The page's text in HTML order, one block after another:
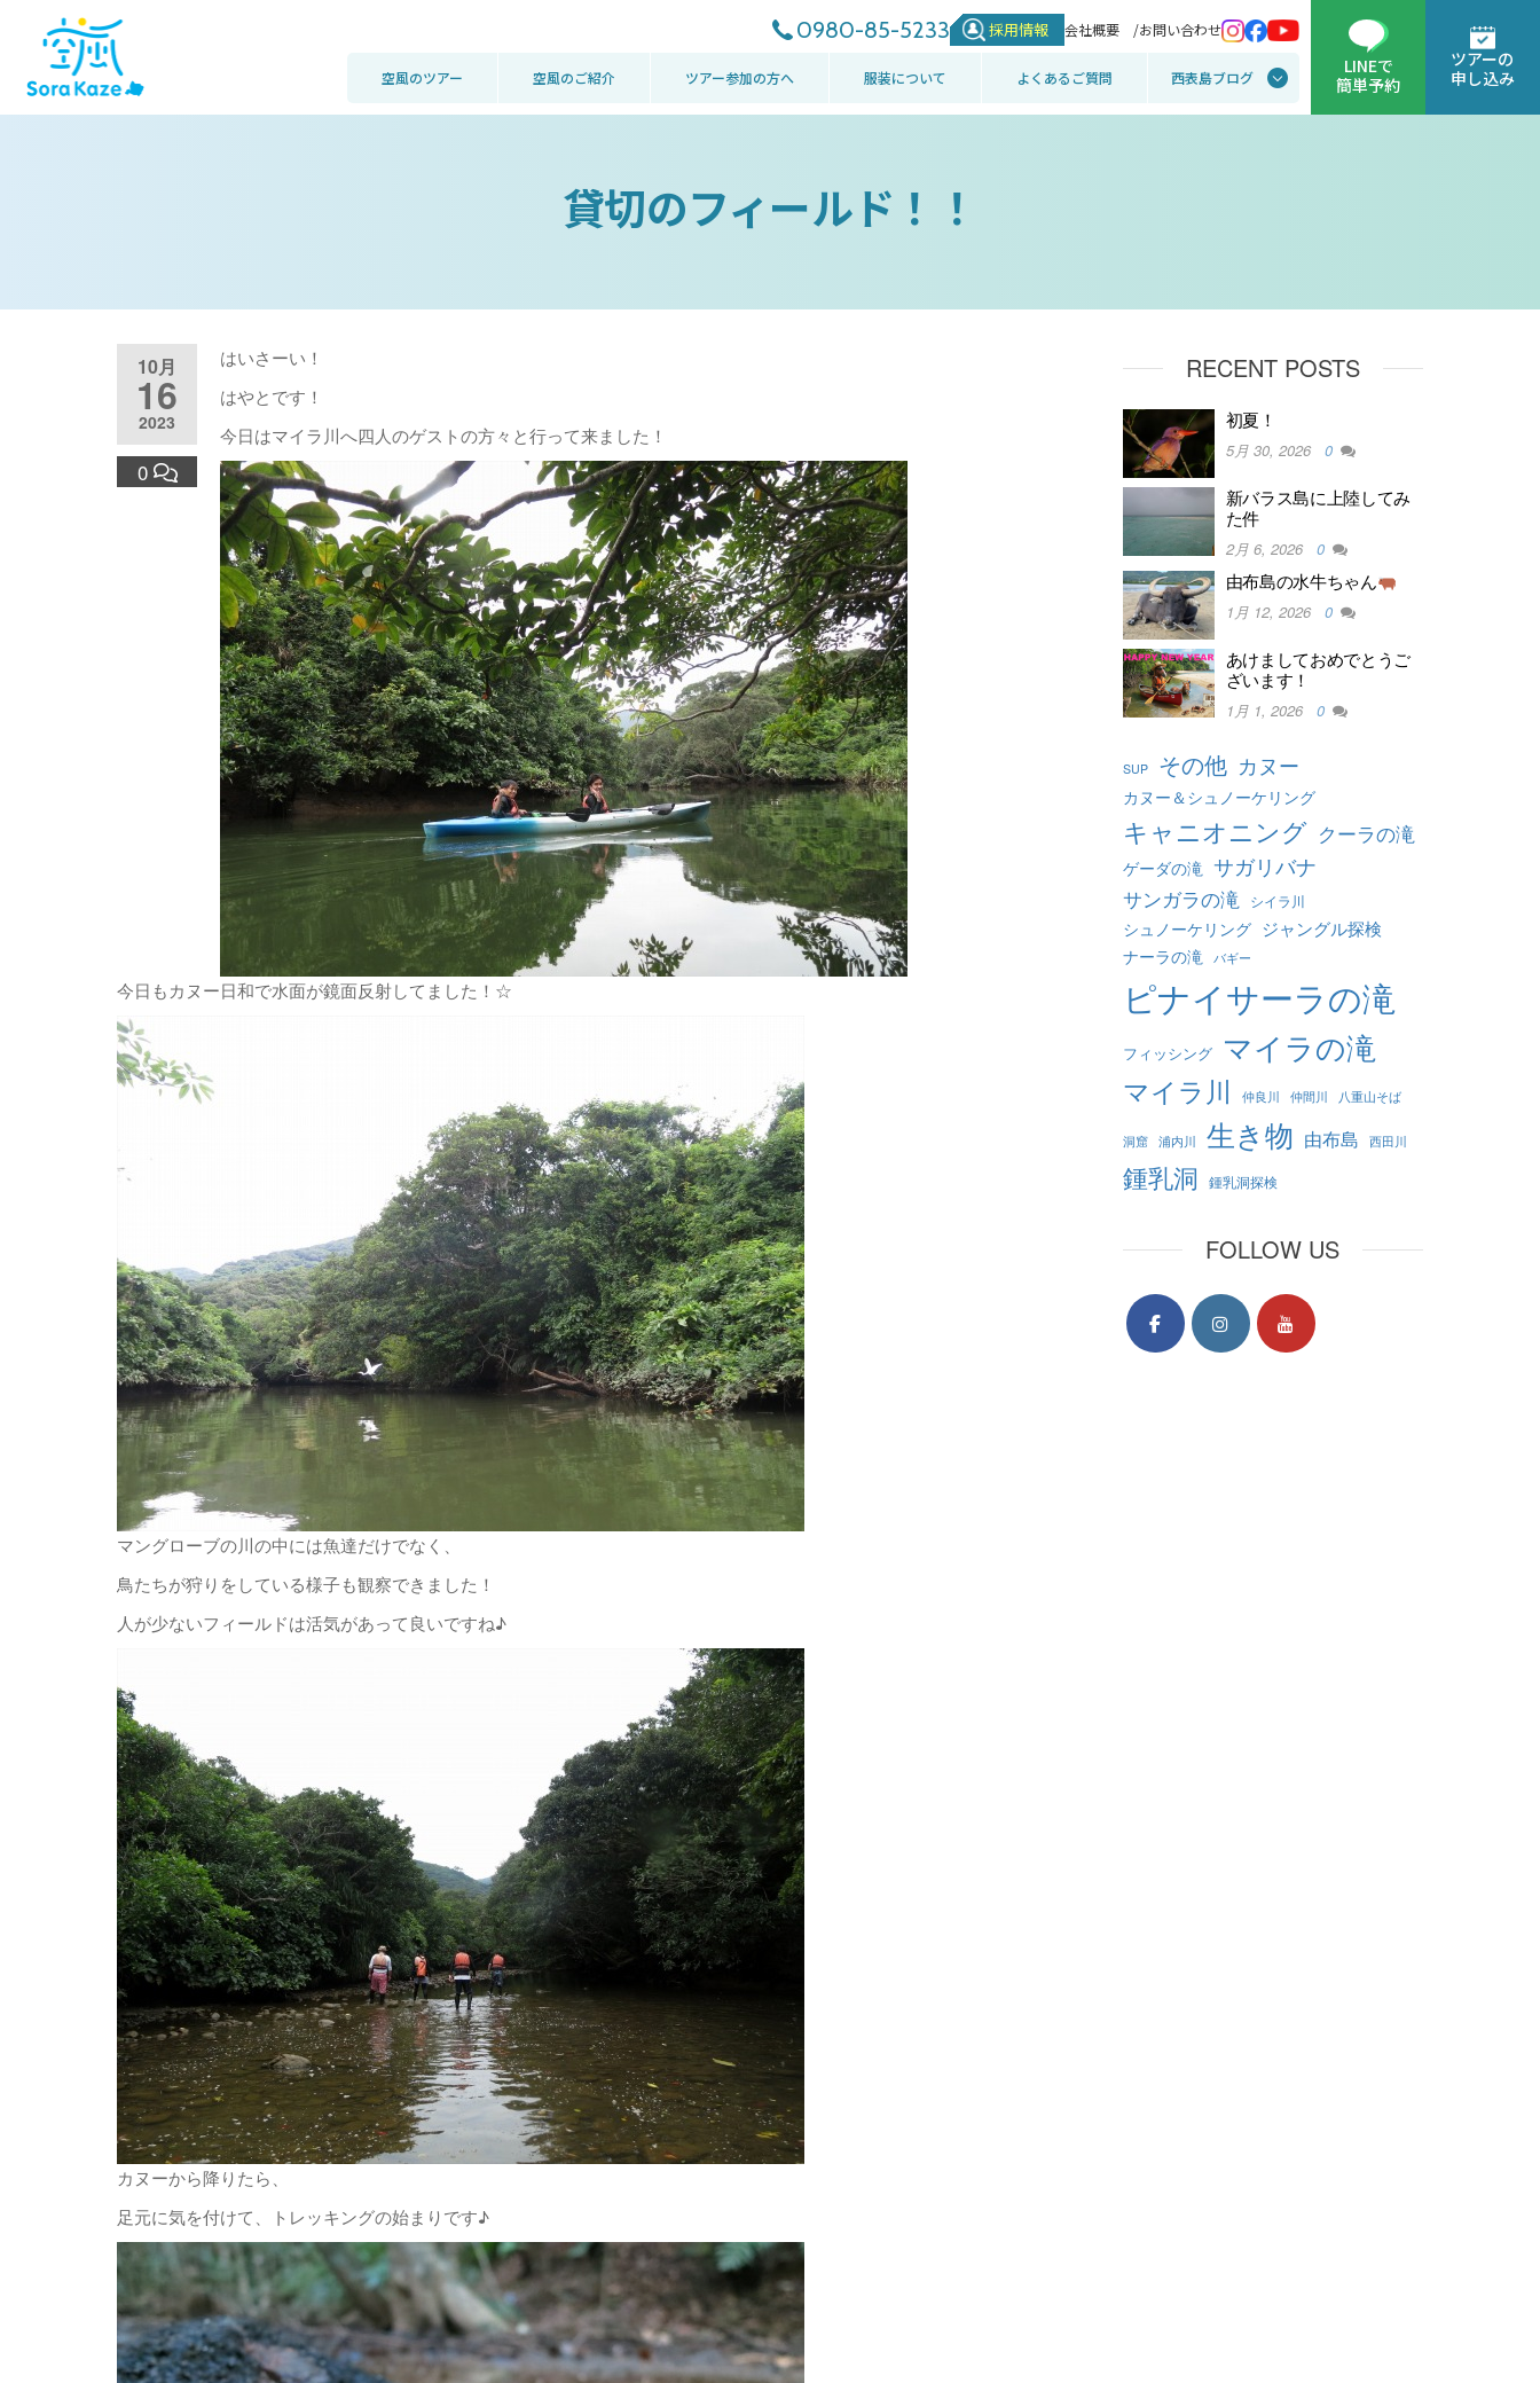
0980-85-5233 採用情報 会社概要 /お問い合わせ
空風のツアー 空風のご紹介 ツアー参加の方へ 服装について よくあるご質問 西表島ブログ
ツアーの
申し込み
LINEで
簡単予約
貸切のフィールド！！
10月
16
2023
0
はいさーい！
はやとです！
今日はマイラ川へ四人のゲストの方々と行って来ました！
今日もカヌー日和で水面が鏡面反射してました！☆
マングローブの川の中には魚達だけでなく、
鳥たちが狩りをしている様子も観察できました！
人が少ないフィールドは活気があって良いですね♪
カヌーから降りたら、
足元に気を付けて、トレッキングの始まりです♪
RECENT POSTS
初夏！
5月 30, 2026 0
新バラス島に上陸してみ
た件
2月 6, 2026 0
由布島の水牛ちゃん
1月 12, 2026 0
あけましておめでとうご
ざいます！
1月 1, 2026 0
SUP その他 カヌー
カヌー＆シュノーケリング
キャニオニング クーラの滝
ゲーダの滝 サガリバナ
サンガラの滝
シイラ川
シュノーケリング ジャングル探検
ナーラの滝 バギー
ピナイサーラの滝
フィッシング マイラの滝
マイラ川 仲良川 仲間川 八重山そば
洞窟 浦内川 生き物 由布島 西田川
鍾乳洞 鍾乳洞探検
FOLLOW US